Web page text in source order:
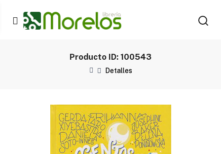
Producto ID: 100543
Detalles